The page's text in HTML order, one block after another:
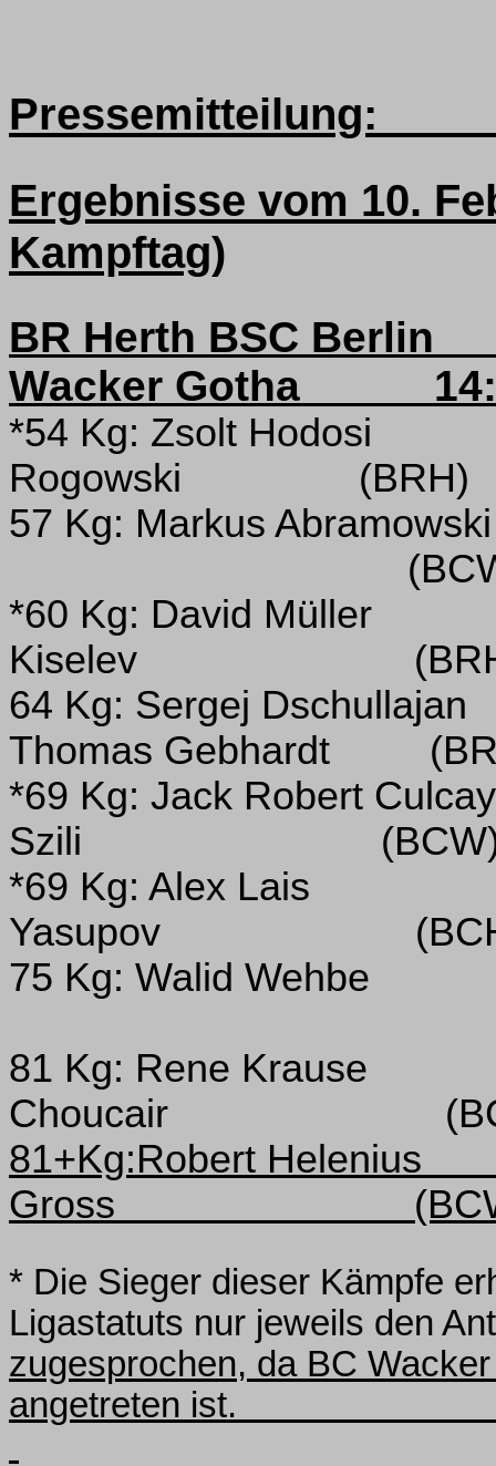
Pressemitteilung:
Ergebnisse vom 10.
Kampftag)
BR Herth BSC Berlin
Wacker Gotha
*54 Kg: Zsolt Hodosi
Rogowski
(BRH)
57 Kg: Markus Abramowski
*60 Kg: David Müller
Kiselev
64 Kg: Sergej Dschullajan
Thomas Gebhardt
*69 Kg: Jack Robert Culcay
Szili
*69 Kg: Alex Lais
Yasupov
75 Kg: Walid Wehbe
81 Kg: Rene Krause
Choucair
81+Kg:Robert Helenius
Gross
* Die Sieger dieser Kämpfe
Ligastatuts nur jeweils den
zugesprochen, da BC
angetreten ist.